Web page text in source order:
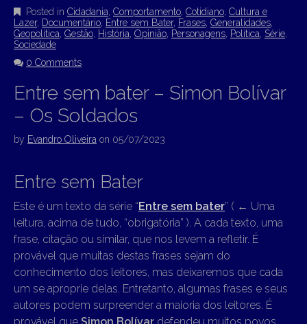
Posted in Cidadania Comportamento Cotidiano Cultura e
Lazer, Documentário Entre sem Bater, Frases Generalidades
Geopolítica Gestão História Opinião Personagens Política Série
Sociedade
0 Comments
Entre sem bater – Simon Bolívar
– Os Soldados
by Evandro Oliveira on 05/07/2023
Entre sem Bater
Este é um texto da série “Entre sem bater” ( ← Uma
leitura, acima de tudo, “obrigatória” ). A cada texto, uma
frase, citação ou similar, que nos levem a refletir. É
provável que muitas destas frases sejam do
conhecimento dos leitores, mas deixaremos que cada
um se aproprie delas. Entretanto, algumas frases e seus
autores podem surpreender a maioria dos leitores. É